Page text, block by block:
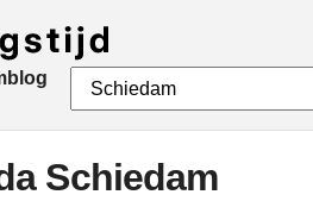
blog
Schiedam